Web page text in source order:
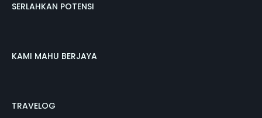
SERLAHKAN POTENSI
KAMI MAHU BERJAYA
TRAVELOG